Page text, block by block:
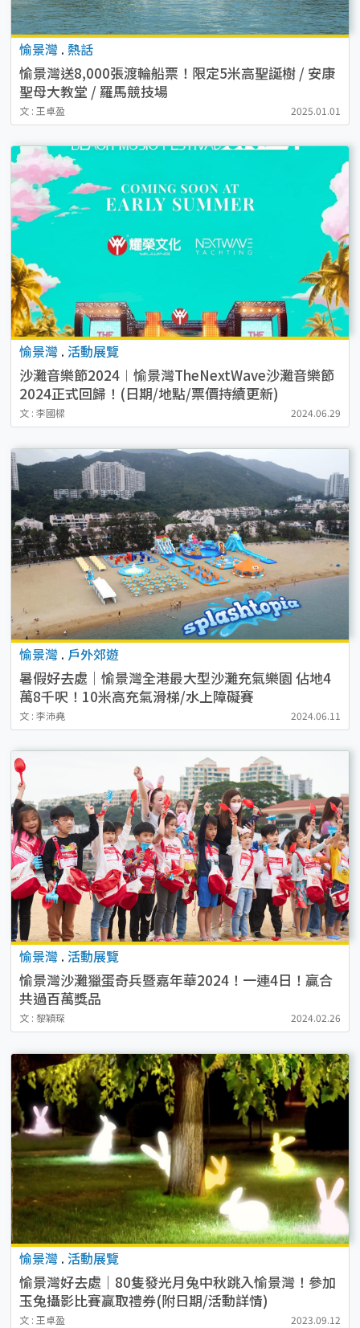
愉景灣 . 熱話
愉景灣送8,000張渡輪船票！限定5米高聖誕樹 / 安康
聖母大教堂 / 羅馬競技場
文 : 王卓盈 2025.01.01
愉景灣 . 活動展覽
沙灘音樂節2024︱愉景灣TheNextWave沙灘音樂節
2024正式回歸！(日期/地點/票價持續更新)
文 : 李國樑 2024.06.29
愉景灣 . 戶外郊遊
暑假好去處｜愉景灣全港最大型沙灘充氣樂園 佔地4
萬8千呎！10米高充氣滑梯/水上障礙賽
文 : 李沛堯 2024.06.11
愉景灣 . 活動展覽
愉景灣沙灘獵蛋奇兵暨嘉年華2024！一連4日！贏合
共過百萬獎品
文 : 黎穎琛 2024.02.26
愉景灣 . 活動展覽
愉景灣好去處｜80隻發光月兔中秋跳入愉景灣！參加
玉兔攝影比賽贏取禮券(附日期/活動詳情)
文 : 王卓盈 2023.09.12